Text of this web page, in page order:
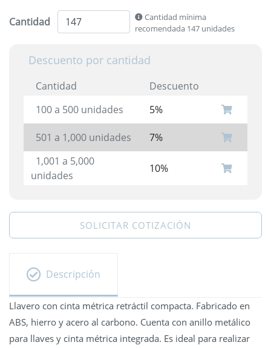
Cantidad
Cantidad mínima
recomendada 147 unidades
Descuento por cantidad
Cantidad
Descuento
100 a 500 unidades
5%
501 a 1,000 unidades
7%
1,001 a 5,000
unidades
10%
SOLICITAR COTIZACIÓN
Descripción
Llavero con cinta métrica retráctil compacta. Fabricado en
ABS, hierro y acero al carbono. Cuenta con anillo metálico
para llaves y cinta métrica integrada. Es ideal para realizar